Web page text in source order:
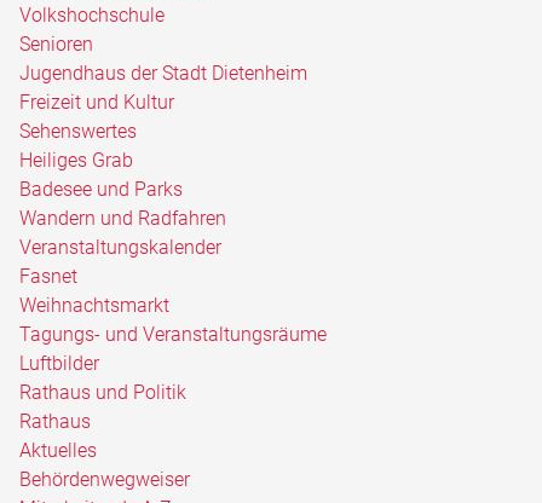
Volkshochschule
Senioren
Jugendhaus der Stadt Dietenheim
Freizeit und Kultur
Sehenswertes
Heiliges Grab
Badesee und Parks
Wandern und Radfahren
Veranstaltungskalender
Fasnet
Weihnachtsmarkt
Tagungs- und Veranstaltungsräume
Luftbilder
Rathaus und Politik
Rathaus
Aktuelles
Behördenwegweiser